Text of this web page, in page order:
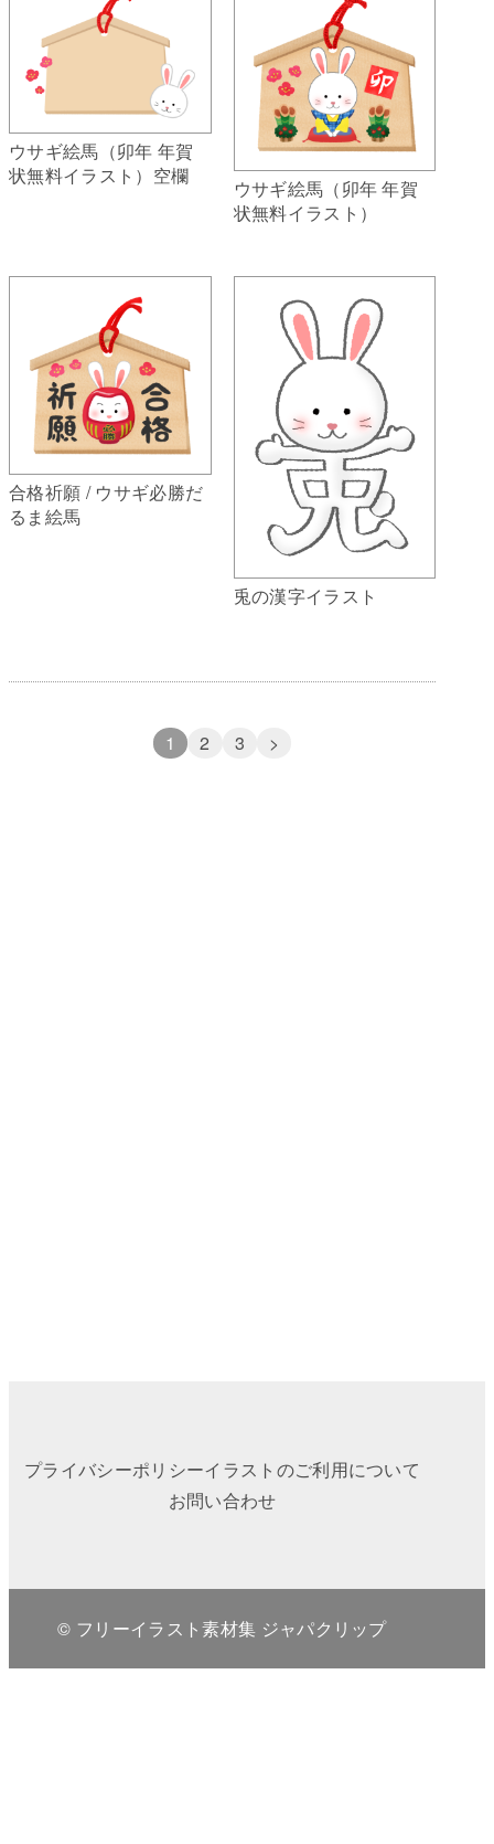
ウサギ絵馬（卯年 年賀
状無料イラスト）空欄
ウサギ絵馬（卯年 年賀
状無料イラスト）
合格祈願 / ウサギ必勝だ
るま絵馬
兎の漢字イラスト
1 2 3 >
プライバシーポリシーイラストのご利用について
お問い合わせ
© フリーイラスト素材集 ジャパクリップ